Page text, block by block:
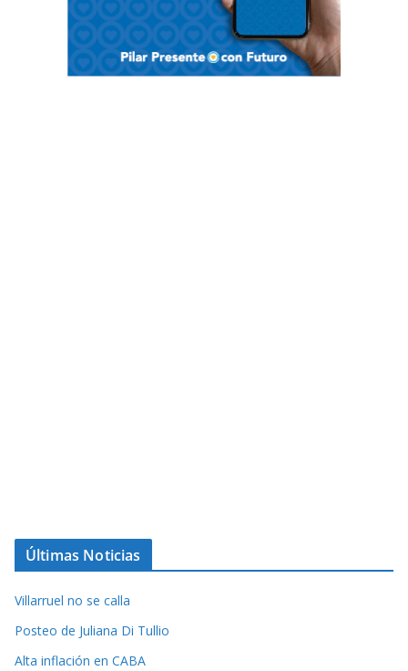
Últimas Noticias
Villarruel no se calla
Posteo de Juliana Di Tullio
Alta inflación en CABA